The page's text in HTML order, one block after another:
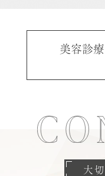
ター募
典あり。
らをク
美容診
大